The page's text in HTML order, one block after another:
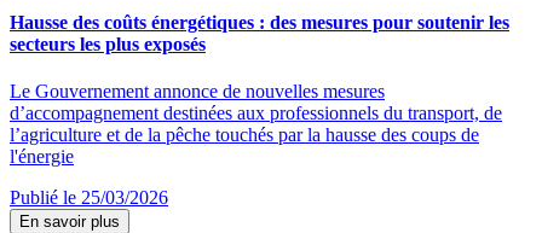
Hausse des coûts énergétiques : des mesures pour soutenir les
secteurs les plus exposés
Le Gouvernement annonce de nouvelles mesures
d’accompagnement destinées aux professionnels du transport, de
l’agriculture et de la pêche touchés par la hausse des coups de
l'énergie
Publié le 25/03/2026
En savoir plus